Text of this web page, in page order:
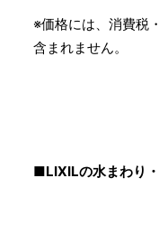
※価格には、消費税
含まれません。
■LIXILの水まわり